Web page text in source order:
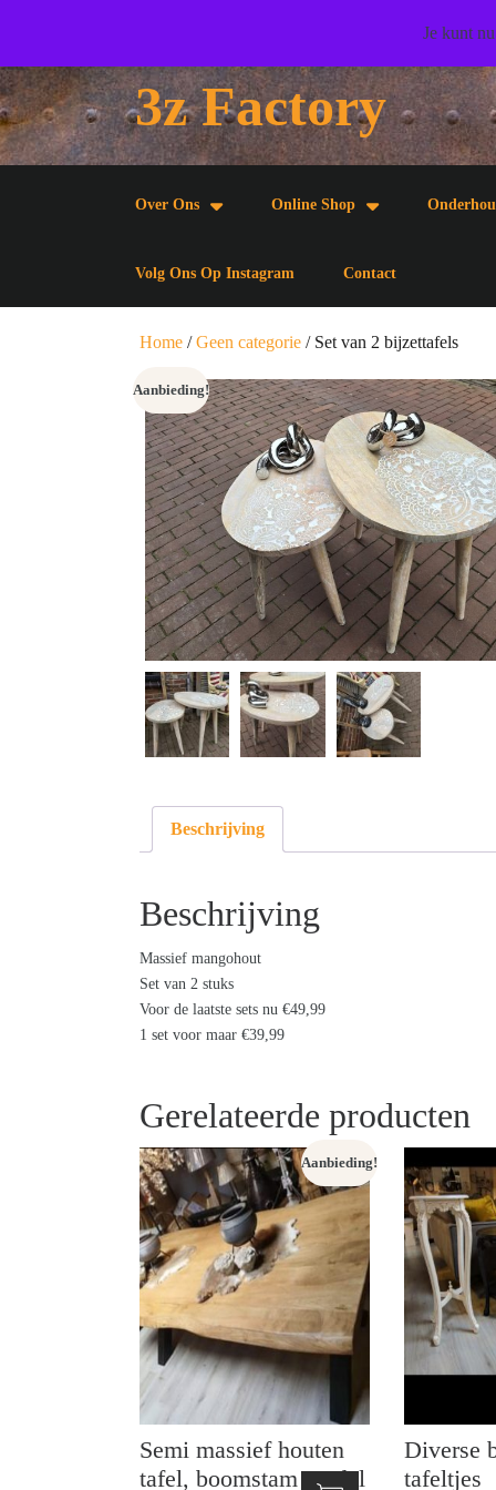
artikel
3z Factory
Over Ons Online Shop
Volg Ons Op Instagram Contact
Home /Geen categorie / Set van 2 bijzettafels
Aanbieding!
Beschrijving
Beschrijving
Massief mangohout
Set van 2 stuks
Voor de laatste sets nu €49,99
1 set voor maar €39,99
Gerelateerde producten
Aanbieding!
Semi massief houten
tafel, boomstam model
Diverse
tafeltjes
Je kunt